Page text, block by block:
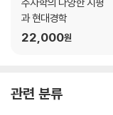
과 현대경학
22,000원
관련 분류